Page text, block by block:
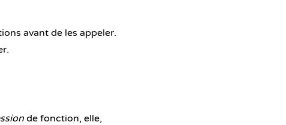
avant de les appeler.
de fonction, elle,